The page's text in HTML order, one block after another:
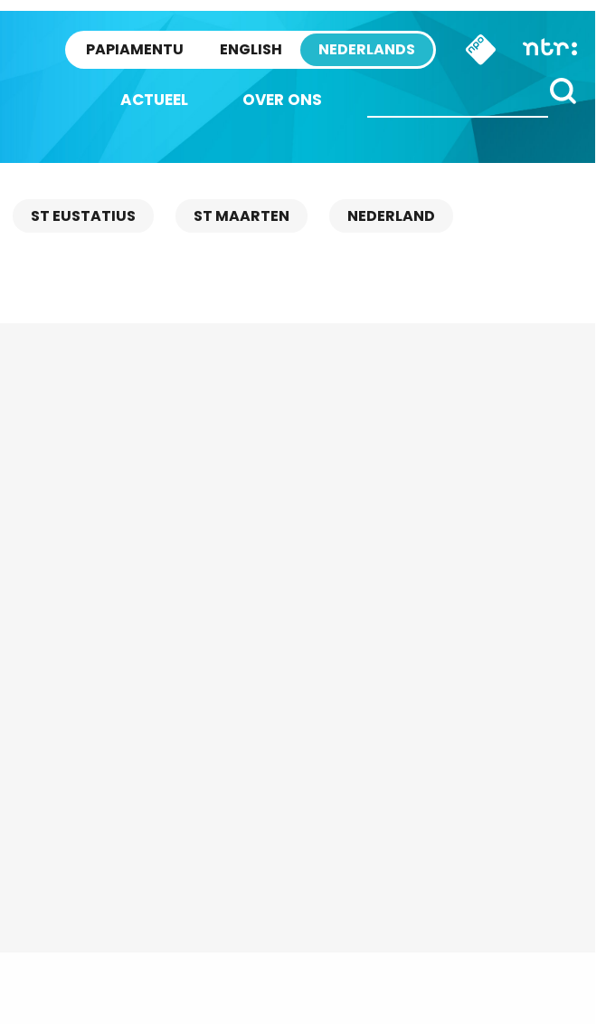
PAPIAMENTU ENGLISH NEDERLANDS
ACTUEEL OVER ONS
ST EUSTATIUS ST MAARTEN NEDERLAND